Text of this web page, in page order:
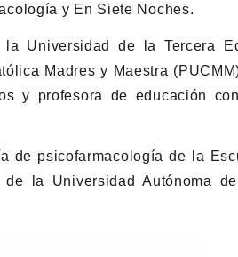
y En Siete Noches.
Universidad de la Tercera
Madres y Maestra
y profesora de educación
de psicofarmacología de la
la Universidad Autónoma